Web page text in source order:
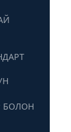
БОЛОН